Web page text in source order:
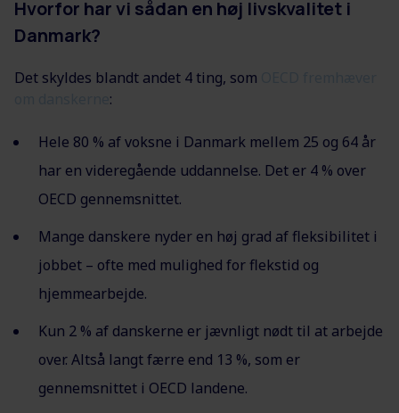
Hvorfor har vi sådan en høj livskvalitet i
Danmark?
Det skyldes blandt andet 4 ting, som
:
Hele 80 % af voksne i Danmark mellem 25 og 64 år
har en videregående uddannelse. Det er 4 % over
OECD gennemsnittet.
Mange danskere nyder en høj grad af fleksibilitet i
jobbet – ofte med mulighed for flekstid og
hjemmearbejde.
Kun 2 % af danskerne er jævnligt nødt til at arbejde
over. Altså langt færre end 13 %, som er
gennemsnittet i OECD landene.